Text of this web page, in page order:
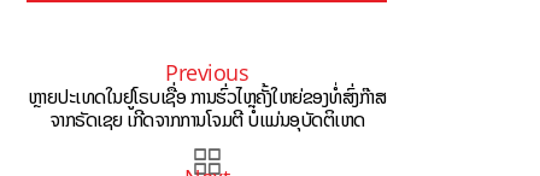
Previous
ຫຼາຍປະເທດໃນຢູໂຣບເຊື່ອ ການຮົ່ວໄຫຼຄັ້ງໃຫຍ່ຂອງທໍ່ສົ່ງກ໊າສ
ຈາກຣັດເຊຍ ເກີດຈາກການໂຈມຕີ ບໍ່ແມ່ນອຸບັດຕິເຫດ